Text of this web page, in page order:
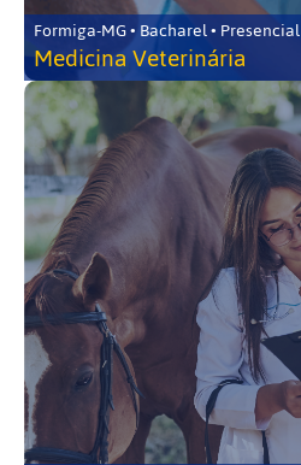
Formiga-MG • Bacharel • Presencial
Medicina Veterinária